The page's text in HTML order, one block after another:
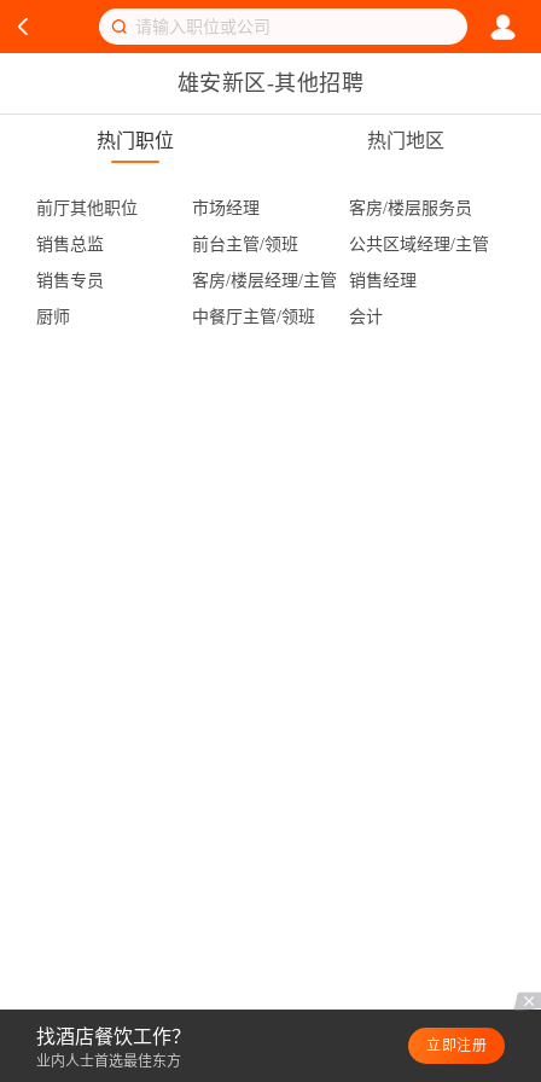
雄安新区-其他招聘
热门职位 热门地区
前厅其他职位 市场经理
客房/楼层服务员
销售总监
前台主管/领班
公共区域经理/主管
销售专员
客房/楼层经理/主管
销售经理
厨师
中餐厅主管/领班 会计
找酒店餐饮工作？
业内人士首选最佳东方
立即注册